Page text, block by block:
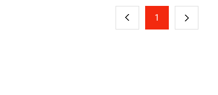
13.9299万亿韩元，营业利润9571亿韩元。云计算业务占IT
务结构转型取得了可见的成果。”※ 本报道经人工智能（AI
解决了最大瓶颈问题。Reflection AI的“开放型模型”与韩
况下，可以通过自主数据训练提高韩国定制AI的水平。新世
些解决方案符合全球“主权AI”趋势，吸引各国通信公司和
问题，满足全球客户对成本效益的需求。◆ '独立AI模型' 2
AI基础模型”项目第二阶段的“A.X K1”。该模型拥有5190
上 1 下